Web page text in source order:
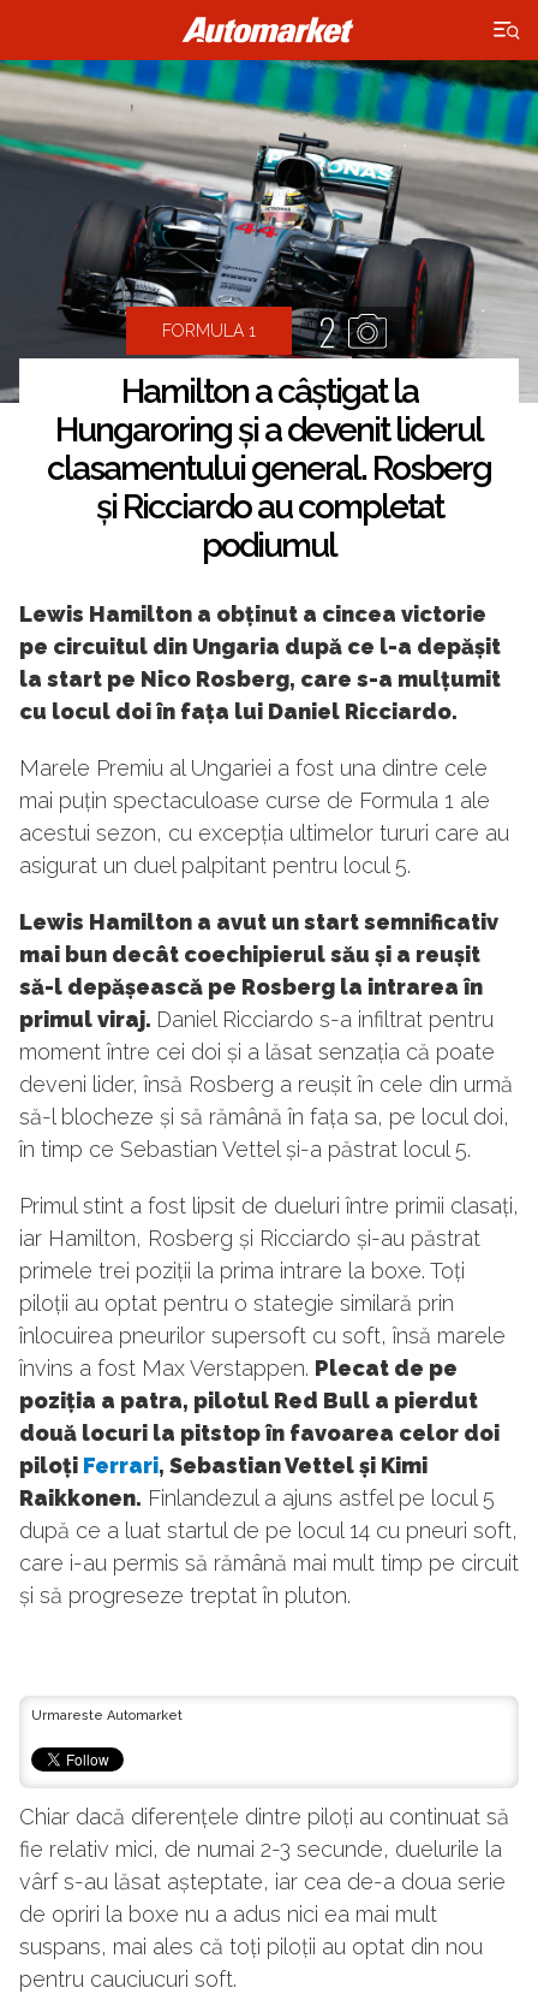
×
FORMULA 1 2
Hamilton a câștigat la
Hungaroring și a devenit liderul
clasamentului general. Rosberg
și Ricciardo au completat
podiumul
Lewis Hamilton a obținut a cincea victorie
pe circuitul din Ungaria după ce l-a depășit
la start pe Nico Rosberg, care s-a mulțumit
cu locul doi în fața lui Daniel Ricciardo.
Marele Premiu al Ungariei a fost una dintre cele
mai puțin spectaculoase curse de Formula 1 ale
acestui sezon, cu excepția ultimelor tururi care au
asigurat un duel palpitant pentru locul 5.
Lewis Hamilton a avut un start semnificativ
mai bun decât coechipierul său și a reușit
să-l depășească pe Rosberg la intrarea în
primul viraj. Daniel Ricciardo s-a infiltrat pentru
moment între cei doi și a lăsat senzația că poate
deveni lider, însă Rosberg a reușit în cele din urmă
să-l blocheze și să rămână în fața sa, pe locul doi,
în timp ce Sebastian Vettel și-a păstrat locul 5.
Primul stint a fost lipsit de dueluri între primii clasați,
iar Hamilton, Rosberg și Ricciardo și-au păstrat
primele trei poziții la prima intrare la boxe. Toți
piloții au optat pentru o stategie similară prin
înlocuirea pneurilor supersoft cu soft, însă marele
învins a fost Max Verstappen. Plecat de pe
poziția a patra, pilotul Red Bull a pierdut
două locuri la pitstop în favoarea celor doi
piloți Ferrari, Sebastian Vettel și Kimi
Raikkonen. Finlandezul a ajuns astfel pe locul 5
după ce a luat startul de pe locul 14 cu pneuri soft,
care i-au permis să rămână mai mult timp pe circuit
și să progreseze treptat în pluton.
Urmareste Automarket
Chiar dacă diferențele dintre piloți au continuat să
fie relativ mici, de numai 2-3 secunde, duelurile la
vârf s-au lăsat așteptate, iar cea de-a doua serie
de opriri la boxe nu a adus nici ea mai mult
suspans, mai ales că toți piloții au optat din nou
pentru cauciucuri soft.